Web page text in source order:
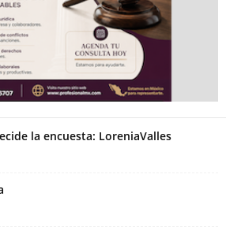
la encuesta: LoreniaValles